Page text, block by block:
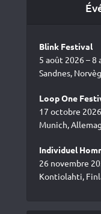
Blink Festival
5 août 2026 – 8
Sandnes,
Loop One
17 octobre
Munich,
Individuel
26 novembre
Kontiolahti,